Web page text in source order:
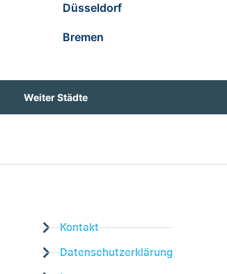
Düsseldorf
Bremen
Weiter Städte
Kontakt
Datenschutzerklärung